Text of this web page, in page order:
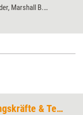
Marshall B.
Emotionale Intelligenz für Führungskräfte & Teams